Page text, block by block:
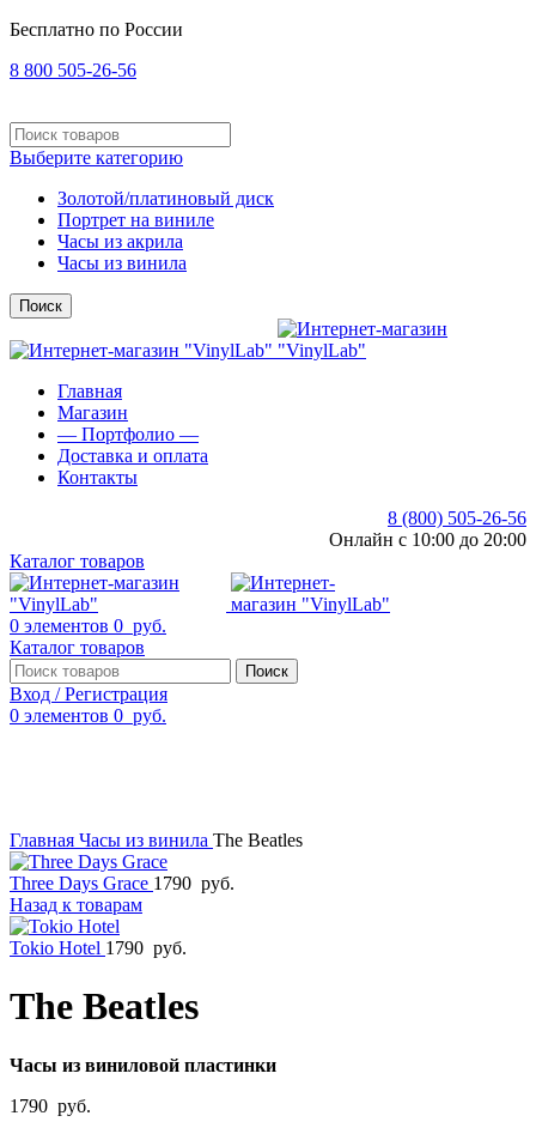
Бесплатно по России
8 800 505-26-56
Выберите категорию
Золотой/платиновый диск
Портрет на виниле
Часы из акрила
Часы из винила
Поиск
Главная
Магазин
— Портфолио —
Доставка и оплата
Контакты
8 (800) 505-26-56
Онлайн с 10:00 до 20:00
Каталог товаров
0 элементов 0 руб.
Каталог товаров
Поиск
Вход / Регистрация
0 элементов 0 руб.
Главная Часы из винила Thе Beatles
Three Days Grace 1790 руб.
Назад к товарам
Tokio Hotel 1790 руб.
Thе Beatles
Часы из виниловой пластинки
1790 руб.